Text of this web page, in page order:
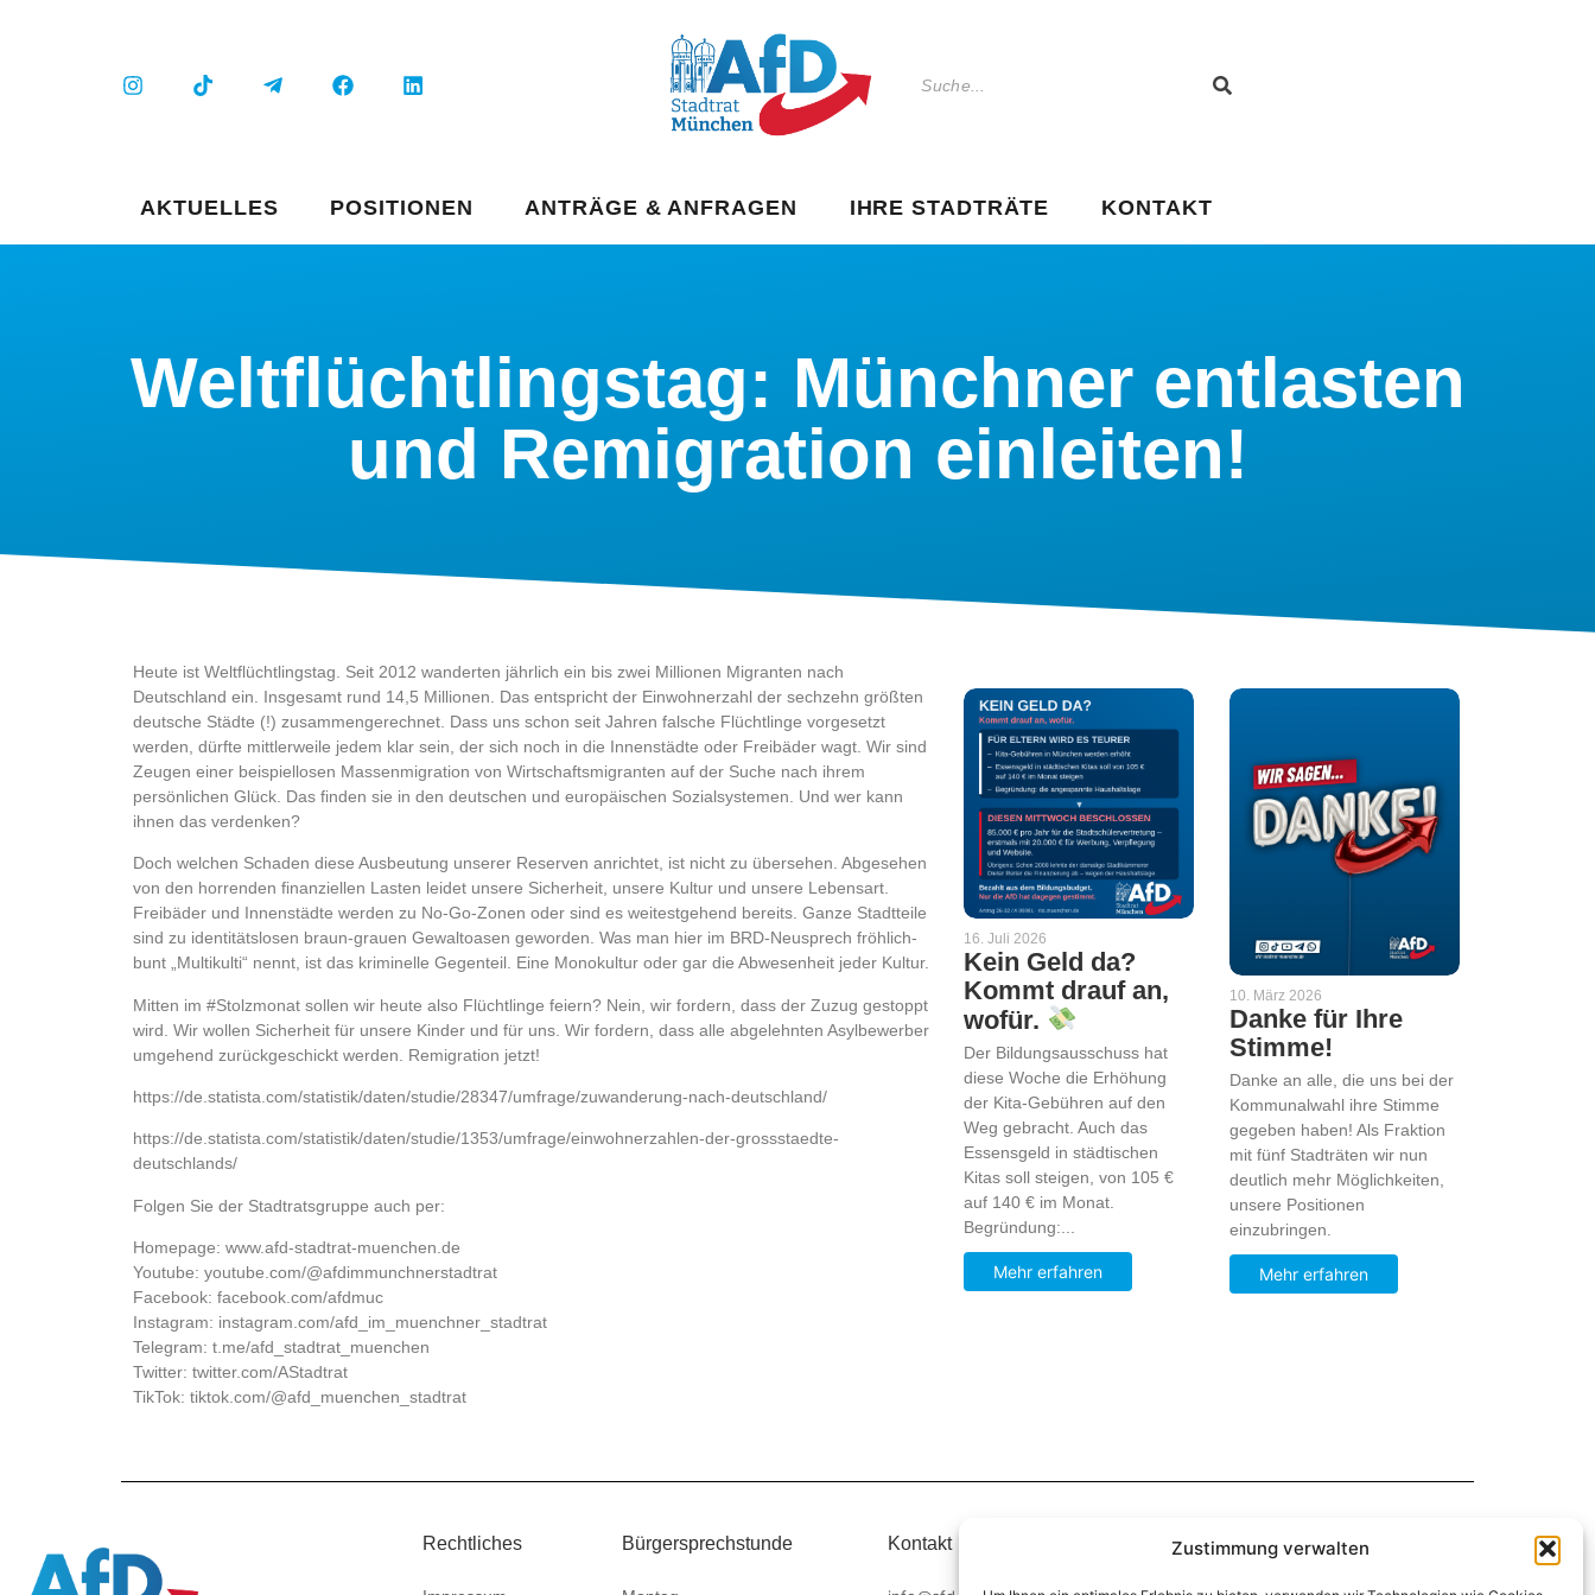
Zustimmung verwalten
AKTUELLES POSITIONEN ANTRÄGE & ANFRAGEN IHRE STADTRÄTE KONTAKT
Weltflüchtlingstag: Münchner entlasten
und Remigration einleiten!
Heute ist Weltflüchtlingstag. Seit 2012 wanderten jährlich ein bis zwei Millionen Migranten nach
Deutschland ein. Insgesamt rund 14,5 Millionen. Das entspricht der Einwohnerzahl der sechzehn größten
deutsche Städte (!) zusammengerechnet. Dass uns schon seit Jahren falsche Flüchtlinge vorgesetzt
werden, dürfte mittlerweile jedem klar sein, der sich noch in die Innenstädte oder Freibäder wagt. Wir sind
Zeugen einer beispiellosen Massenmigration von Wirtschaftsmigranten auf der Suche nach ihrem
persönlichen Glück. Das finden sie in den deutschen und europäischen Sozialsystemen. Und wer kann
ihnen das verdenken?
Doch welchen Schaden diese Ausbeutung unserer Reserven anrichtet, ist nicht zu übersehen. Abgesehen
von den horrenden finanziellen Lasten leidet unsere Sicherheit, unsere Kultur und unsere Lebensart.
Freibäder und Innenstädte werden zu No-Go-Zonen oder sind es weitestgehend bereits. Ganze Stadtteile
sind zu identitätslosen braun-grauen Gewaltoasen geworden. Was man hier im BRD-Neusprech fröhlich-
bunt „Multikulti“ nennt, ist das kriminelle Gegenteil. Eine Monokultur oder gar die Abwesenheit jeder Kultur.
Mitten im #Stolzmonat sollen wir heute also Flüchtlinge feiern? Nein, wir fordern, dass der Zuzug gestoppt
wird. Wir wollen Sicherheit für unsere Kinder und für uns. Wir fordern, dass alle abgelehnten Asylbewerber
umgehend zurückgeschickt werden. Remigration jetzt!
https://de.statista.com/statistik/daten/studie/28347/umfrage/zuwanderung-nach-deutschland/
https://de.statista.com/statistik/daten/studie/1353/umfrage/einwohnerzahlen-der-grossstaedte-
deutschlands/
Folgen Sie der Stadtratsgruppe auch per:
Homepage: www.afd-stadtrat-muenchen.de
Youtube: youtube.com/@afdimmunchnerstadtrat
Facebook: facebook.com/afdmuc
Instagram: instagram.com/afd_im_muenchner_stadtrat
Telegram: t.me/afd_stadtrat_muenchen
Twitter: twitter.com/AStadtrat
TikTok: tiktok.com/@afd_muenchen_stadtrat
16. Juli 2026
Kein Geld da?
Kommt drauf an,
wofür.
Der Bildungsausschuss hat
diese Woche die Erhöhung
der Kita-Gebühren auf den
Weg gebracht. Auch das
Essensgeld in städtischen
Kitas soll steigen, von 105 €
auf 140 € im Monat.
Begründung:...
Mehr erfahren
10. März 2026
Danke für Ihre
Stimme!
Danke an alle, die uns bei der
Kommunalwahl ihre Stimme
gegeben haben! Als Fraktion
mit fünf Stadträten wir nun
deutlich mehr Möglichkeiten,
unsere Positionen
einzubringen.
Mehr erfahren
Rechtliches Bürgersprechstunde Kontakt